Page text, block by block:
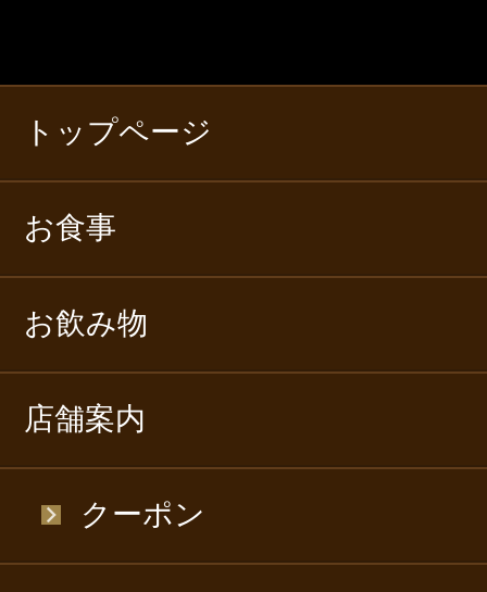
トップページ
お食事
お飲み物
店舗案内
クーポン